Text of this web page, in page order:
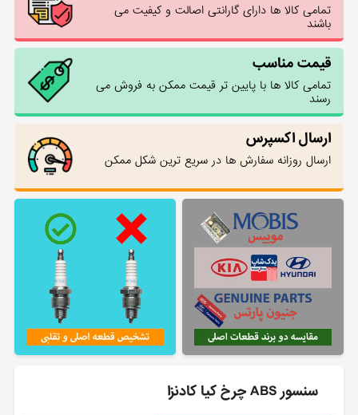
تمامی کالا ها دارای گارانتی اصالت و کیفیت می
باشند
قیمت مناسب
تمامی کالا ها با پایین تر قیمت ممکن به فروش می
رسند
ارسال اکسپرس
ارسال روزانه سفارش ها در سریع ترین شکل ممکن
سنسور ABS چرخ کیا کادنزا